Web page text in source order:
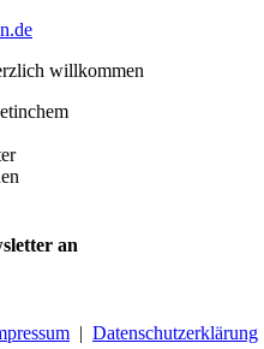
willkommen
an
| Datenschutzerklärung